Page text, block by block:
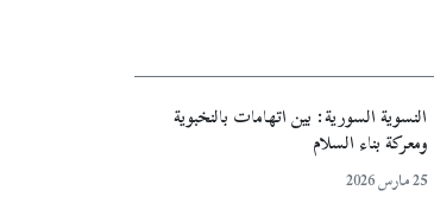
النسوية السورية: بين اتهامات بالنخبوية
ومعركة بناء السلام
25 مارس 2026